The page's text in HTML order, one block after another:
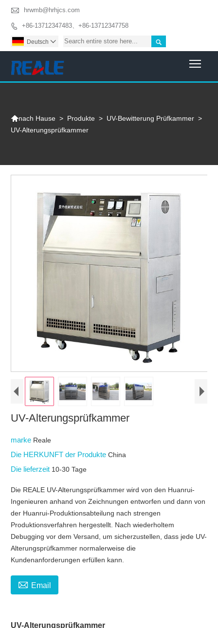
 hrwmb@hrhjcs.com
 +86-13712347483、+86-13712347758

Deutsch 
nach Hause > Produkte > UV-Bewitterung Prüfkammer >
UV-Alterungsprüfkammer
UV-Alterungsprüfkammer
marke Reale
Die HERKUNFT der ProdukteChina
Die lieferzeit 10-30 Tage
Die REALE UV-Alterungsprüfkammer wird von den Huanrui-
Ingenieuren anhand von Zeichnungen entworfen und dann von
der Huanrui-Produktionsabteilung nach strengen
Produktionsverfahren hergestellt. Nach wiederholtem
Debugging vor dem Versand, um sicherzustellen, dass jede UV-
Alterungsprüfkammer normalerweise die
Kundenanforderungen erfüllen kann.
 Email
UV-Alterungsprüfkammer